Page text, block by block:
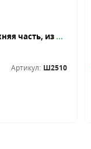
Арка задняя правая верхняя часть, из оцинкованной стали, для кузова: внедорожник 5 дверей
Артикул: Ш2510